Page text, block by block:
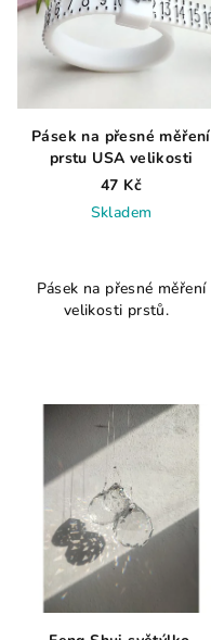
Pásek na přesné měření
prstu USA velikosti
47 Kč
Skladem
Pásek na přesné měření
velikosti prstů.